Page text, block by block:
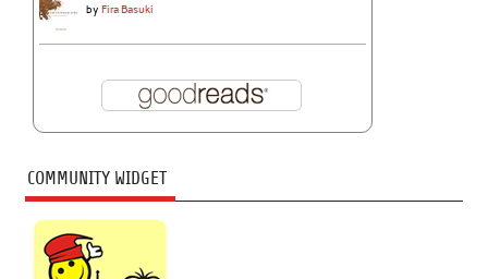
byFira Basuki
COMMUNITY WIDGET